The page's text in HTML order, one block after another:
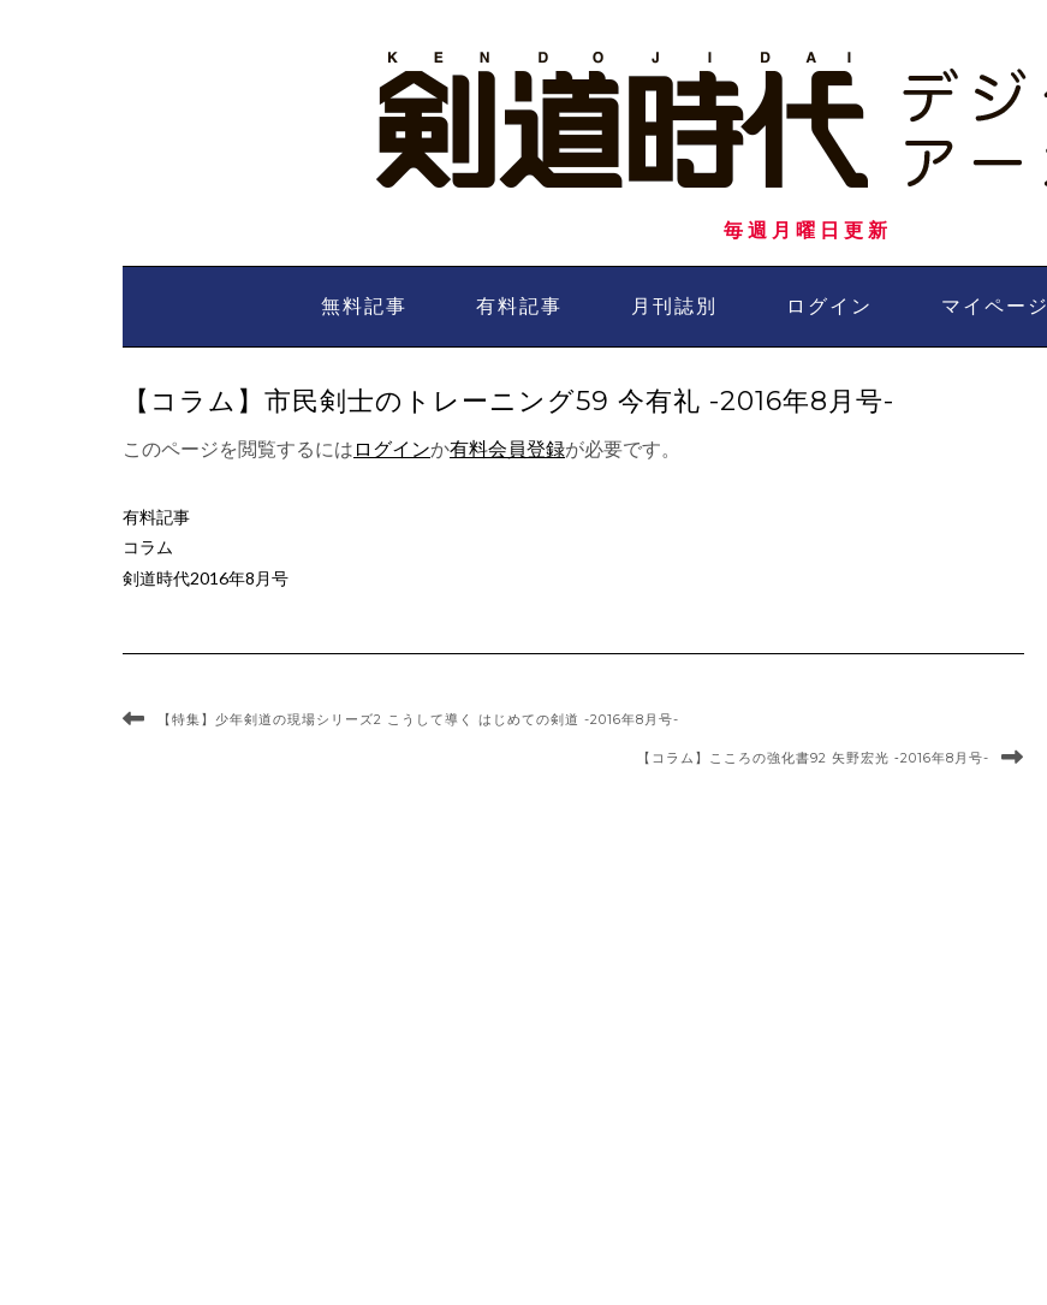
毎週月曜日更新
無料記事 有料記事 月刊誌別 ログイン マイページ
【コラム】市民剣士のトレーニング59 今有礼 -2016年8月号-
このページを閲覧するには ログインか有料会員登録が必要です。
有料記事
コラム
剣道時代2016年8月号
【特集】少年剣道の現場シリーズ2 こうして導く はじめての剣道 -2016年8月号-
【コラム】こころの強化書92 矢野宏光 ‐2016年8月号-